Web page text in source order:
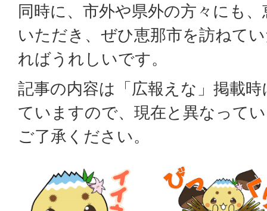
同時に、市外や県外の方々にも
いただき、ぜひ恵那市を訪ねて
ればうれしいです。
記事の内容は「広報えな」掲載
ていますので、現在と異なって
ご了承ください。